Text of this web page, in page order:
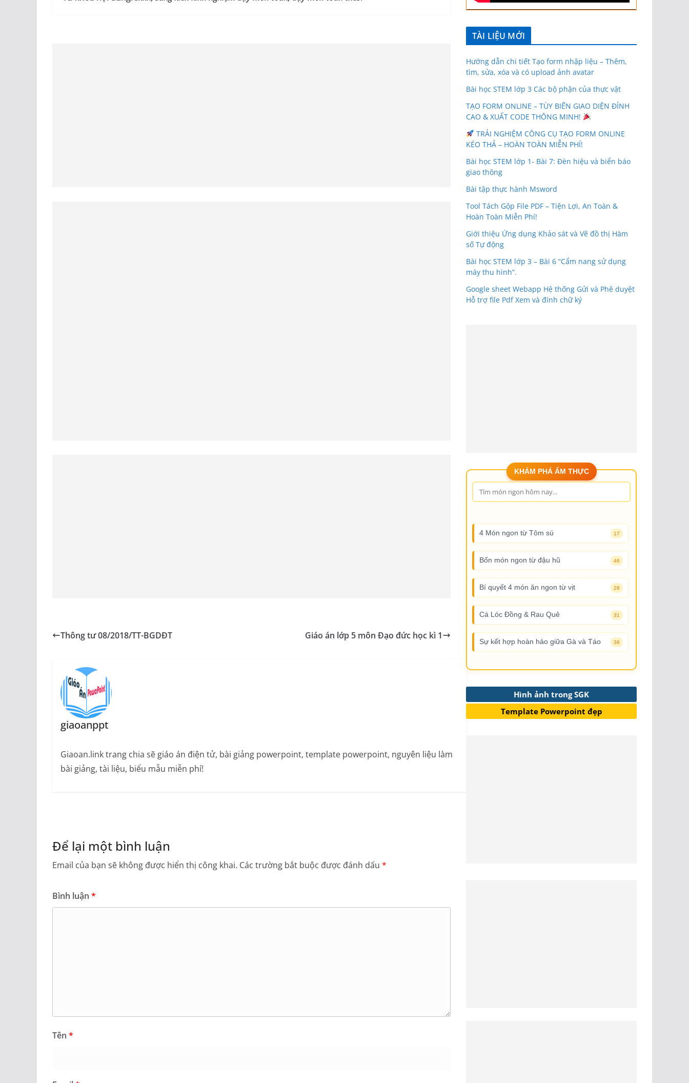
Thông tư 08/2018/TT-BGDĐT Giáo án lớp 5 môn Đạo đức học kì 1
giaoanppt
Giaoan.link trang chia sẽ giáo án điện tử, bài giảng powerpoint, template powerpoint, nguyên liệu làm
bài giảng, tài liệu, biểu mẫu miễn phí!
Để lại một bình luận
Email của bạn sẽ không được hiển thị công khai. Các trường bắt buộc được đánh dấu *
Bình luận *
Tên *
TÀI LIỆU MỚI
Hướng dẫn chi tiết Tạo form nhập liệu – Thêm,
tìm, sửa, xóa và có upload ảnh avatar
Bài học STEM lớp 3 Các bộ phận của thực vật
TẠO FORM ONLINE – TÙY BIẾN GIAO DIỆN ĐỈNH
CAO & XUẤT CODE THÔNG MINH!
TRẢI NGHIỆM CÔNG CỤ TẠO FORM ONLINE
KÉO THẢ – HOÀN TOÀN MIỄN PHÍ!
Bài học STEM lớp 1- Bài 7: Đèn hiệu và biển báo
giao thông
Bài tập thực hành Msword
Tool Tách Gộp File PDF – Tiện Lợi, An Toàn &
Hoàn Toàn Miễn Phí!
Giới thiệu Ứng dụng Khảo sát và Vẽ đồ thị Hàm
số Tự động
Bài học STEM lớp 3 – Bài 6 “Cẩm nang sử dụng
máy thu hình”.
Google sheet Webapp Hệ thống Gửi và Phê duyệt
Hỗ trợ file Pdf Xem và đính chữ ký
KHÁM PHÁ ẨM THỰC
4 Món ngon từ Tôm sú 17
Bốn món ngon từ đậu hũ 46
Bí quyết 4 món ăn ngon từ vịt 28
Cá Lóc Đồng & Rau Quê 31
Sự kết hợp hoàn hảo giữa Gà và Táo 38
Hình ảnh trong SGK
Template Powerpoint đẹp